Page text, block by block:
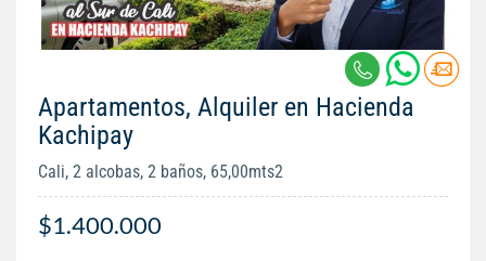
Apartamentos, Alquiler en Hacienda
Kachipay
Cali, 2 alcobas, 2 baños, 65,00mts2
$1.400.000